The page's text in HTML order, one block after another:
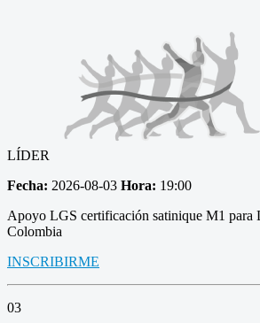
LÍDER
Fecha: 2026-08-03 Hora: 19:00
Apoyo LGS certificación satinique M1 para
Colombia
INSCRIBIRME
03